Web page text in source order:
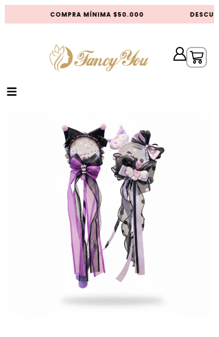
COMPRA MÍNIMA $50.000